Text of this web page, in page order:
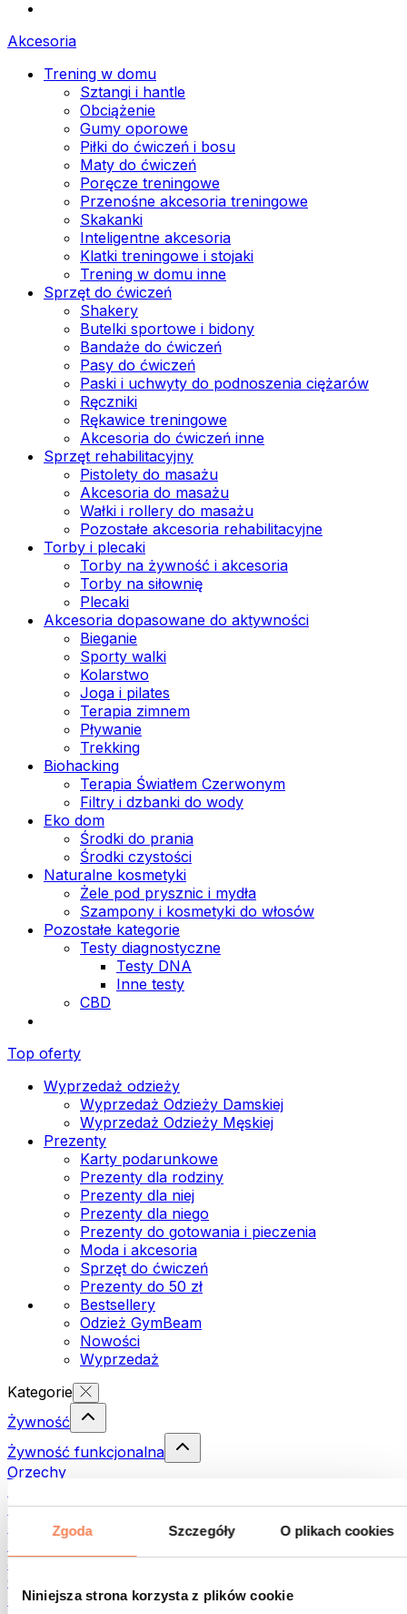
Zgoda Szczegóły O plikach cookies
Niniejsza strona korzysta z plików cookie
Akcesoria
Trening w domu
Sztangi i hantle
Obciążenie
Gumy oporowe
Piłki do ćwiczeń i bosu
Maty do ćwiczeń
Poręcze treningowe
Przenośne akcesoria treningowe
Skakanki
Inteligentne akcesoria
Klatki treningowe i stojaki
Trening w domu inne
Sprzęt do ćwiczeń
Shakery
Butelki sportowe i bidony
Bandaże do ćwiczeń
Pasy do ćwiczeń
Paski i uchwyty do podnoszenia ciężarów
Ręczniki
Rękawice treningowe
Akcesoria do ćwiczeń inne
Sprzęt rehabilitacyjny
Pistolety do masażu
Akcesoria do masażu
Wałki i rollery do masażu
Pozostałe akcesoria rehabilitacyjne
Torby i plecaki
Torby na żywność i akcesoria
Torby na siłownię
Plecaki
Akcesoria dopasowane do aktywności
Bieganie
Sporty walki
Kolarstwo
Joga i pilates
Terapia zimnem
Pływanie
Trekking
Biohacking
Terapia Światłem Czerwonym
Filtry i dzbanki do wody
Eko dom
Środki do prania
Środki czystości
Naturalne kosmetyki
Żele pod prysznic i mydła
Szampony i kosmetyki do włosów
Pozostałe kategorie
Testy diagnostyczne
Testy DNA
Inne testy
CBD
Top oferty
Wyprzedaż odzieży
Wyprzedaż Odzieży Damskiej
Wyprzedaż Odzieży Męskiej
Prezenty
Karty podarunkowe
Prezenty dla rodziny
Prezenty dla niej
Prezenty dla niego
Prezenty do gotowania i pieczenia
Moda i akcesoria
Sprzęt do ćwiczeń
Prezenty do 50 zł
Bestsellery
Odzież GymBeam
Nowości
Wyprzedaż
Kategorie
Żywność
Żywność funkcjonalna
Orzechy
Pasty i kremy do smarowania
Jajka
Chleb i pieczywo
Mięso